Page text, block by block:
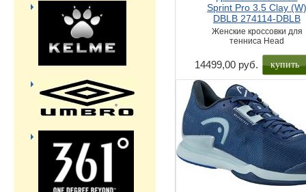
Sprint Pro 3.5 Clay
DBLB 274114-DBLB
Женские кроссовки для
тенниса Head
14499,00 руб. купить